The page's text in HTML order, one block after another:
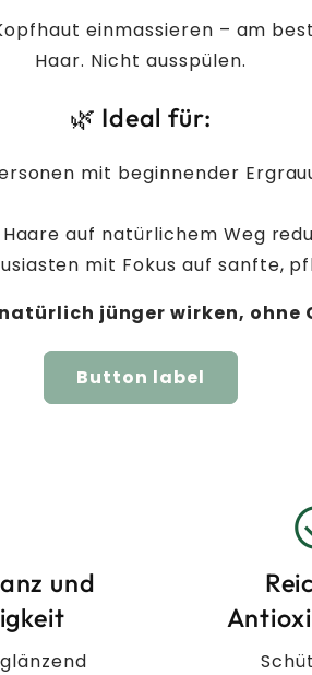
einmassieren – am
Haar. Nicht ausspülen.
🌿 Ideal für:
mit beginnender
auf natürlichem Weg
mit Fokus auf sanfte,
jünger wirken, ohne
Button label
und